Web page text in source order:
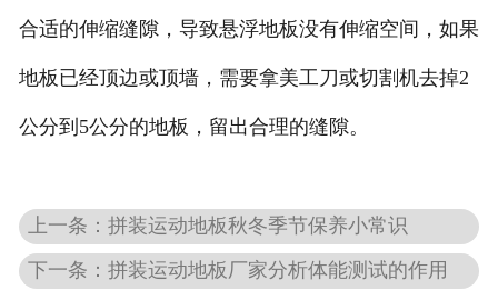
合适的伸缩缝隙，导致悬浮地板没有伸缩空间，如果
地板已经顶边或顶墙，需要拿美工刀或切割机去掉2
公分到5公分的地板，留出合理的缝隙。
上一条：拼装运动地板秋冬季节保养小常识
下一条：拼装运动地板厂家分析体能测试的作用